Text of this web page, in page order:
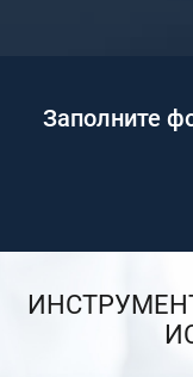
Заполните